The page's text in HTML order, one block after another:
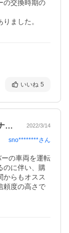
の交換時期の
ました。
いいね 5
… 2022/3/14
sno********さん
の車両を運転
のに伴い、購
からもオスス
頼度の高さで